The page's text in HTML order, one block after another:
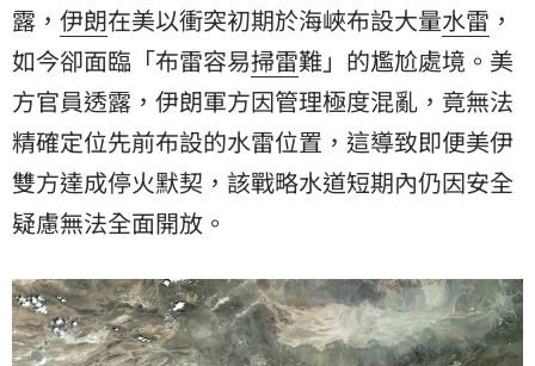
露， 伊朗在美以衝突初期於海峽布設大量水雷 ，
如今卻面臨「布雷容易掃雷難」的尷尬處境。美
方官員透露，伊朗軍方因管理極度混亂，竟無法
精確定位先前布設的水雷位置，這導致即便美伊
雙方達成停火默契，該戰略水道短期內仍因安全
疑慮無法全面開放。